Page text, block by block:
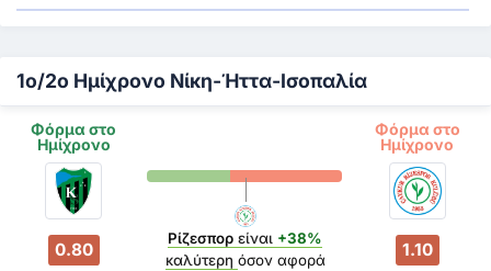
1ο/2ο Ημίχρονο Νίκη-Ήττα-Ισοπαλία
Φόρμα στο
Ημίχρονο
Φόρμα στο
Ημίχρονο
0.80
Ρίζεσπορ είναι +38%
καλύτερη όσον αφορά
1.10